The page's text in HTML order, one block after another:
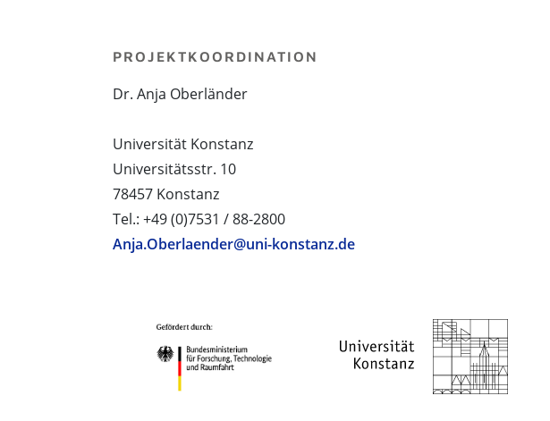
PROJEKTKOORDINATION
Dr. Anja Oberländer
Universität Konstanz
Universitätsstr. 10
78457 Konstanz
Tel.: +49 (0)7531 / 88-2800
Anja.Oberlaender@uni-konstanz.de